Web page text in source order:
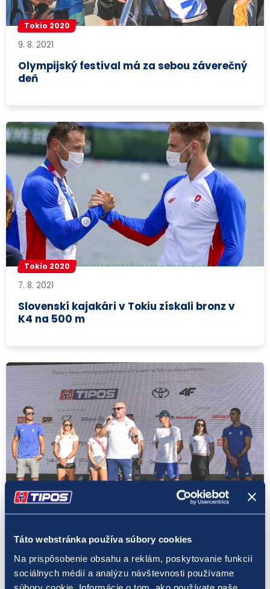
Táto webstránka používa súbory cookies
Na prispôsobenie obsahu a reklám, poskytovanie funkcií
sociálnych médií a analýzu návštevnosti používame
Tokio 2020
9. 8. 2021
Olympijský festival má za sebou záverečný
deň
Tokio 2020
7. 8. 2021
Slovenskí kajakári v Tokiu získali bronz v
K4 na 500 m
Tokio 2020
Zažite Tokio v Šamoríne aj vy – už len do
nedele!